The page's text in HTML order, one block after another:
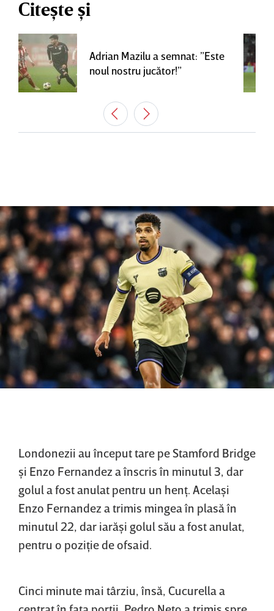
Citește și
Adrian Mazilu a semnat: ”Este
noul nostru jucător!”
Londonezii au început tare pe Stamford Bridge
şi Enzo Fernandez a înscris în minutul 3, dar
golul a fost anulat pentru un henţ. Acelaşi
Enzo Fernandez a trimis mingea în plasă în
minutul 22, dar iarăşi golul său a fost anulat,
pentru o poziţie de ofsaid.
Cinci minute mai târziu, însă, Cucurella a